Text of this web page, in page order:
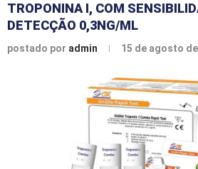
TROPONINA I, COM
DETECÇÃO 0,3NG/ML
postado por admin 15 de agosto